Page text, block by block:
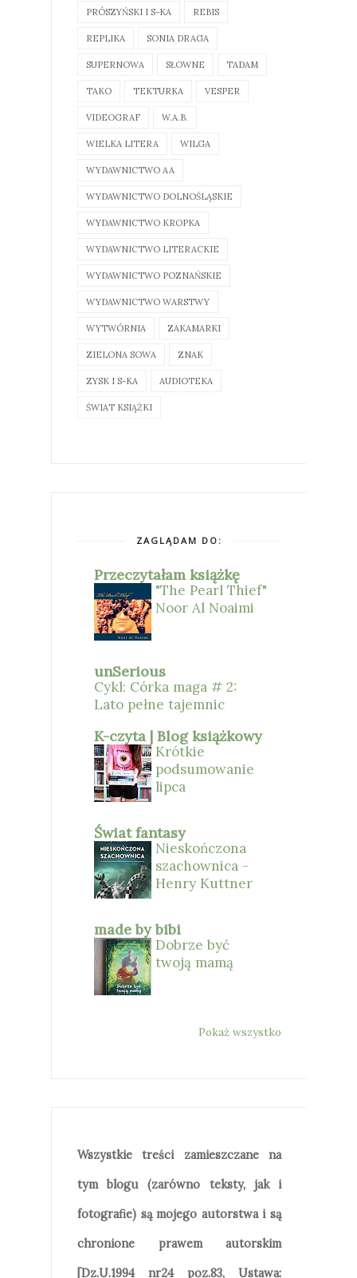
PRÓSZYŃSKI I S-KA REBIS
REPLIKA SONIA DRAGA
SUPERNOWA SŁOWNE TADAM
TAKO TEKTURKA VESPER
VIDEOGRAF W.A.B.
WIELKA LITERA WILGA
WYDAWNICTWO AA
WYDAWNICTWO DOLNOŚLĄSKIE
WYDAWNICTWO KROPKA
WYDAWNICTWO LITERACKIE
WYDAWNICTWO POZNAŃSKIE
WYDAWNICTWO WARSTWY
WYTWÓRNIA ZAKAMARKI
ZIELONA SOWA ZNAK
ZYSK I S-KA AUDIOTEKA
ŚWIAT KSIĄŻKI
ZAGLĄDAM DO:
Przeczytałam książkę
"The Pearl Thief"
Noor Al Noaimi
unSerious
Cykl: Córka maga # 2:
Lato pełne tajemnic
K-czyta | Blog książkowy
Krótkie
podsumowanie
lipca
Świat fantasy
Nieskończona
szachownica -
Henry Kuttner
made by bibi
Dobrze być
twoją mamą
Pokaż wszystko
Wszystkie treści zamieszczane na
tym blogu (zarówno teksty, jak i
fotografie) są mojego autorstwa i są
chronione prawem autorskim
[Dz.U.1994 nr24 poz.83, Ustawa: